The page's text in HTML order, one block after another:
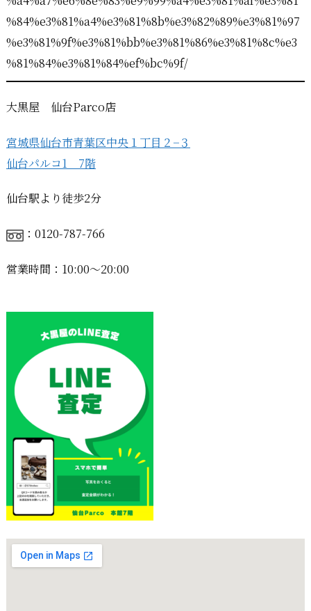
%84%e3%81%a4%e3%81%8b%e3%82%89%e3%81%97
%e3%81%9f%e3%81%bb%e3%81%86%e3%81%8c%e3
%81%84%e3%81%84%ef%bc%9f/
大黒屋 仙台Parco店
宮城県仙台市青葉区中央１丁目２−３
仙台パルコ1 7階
仙台駅より徒歩2分
：0120-787-766
営業時間：10:00〜20:00